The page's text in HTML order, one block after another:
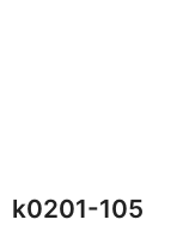
k0201-105